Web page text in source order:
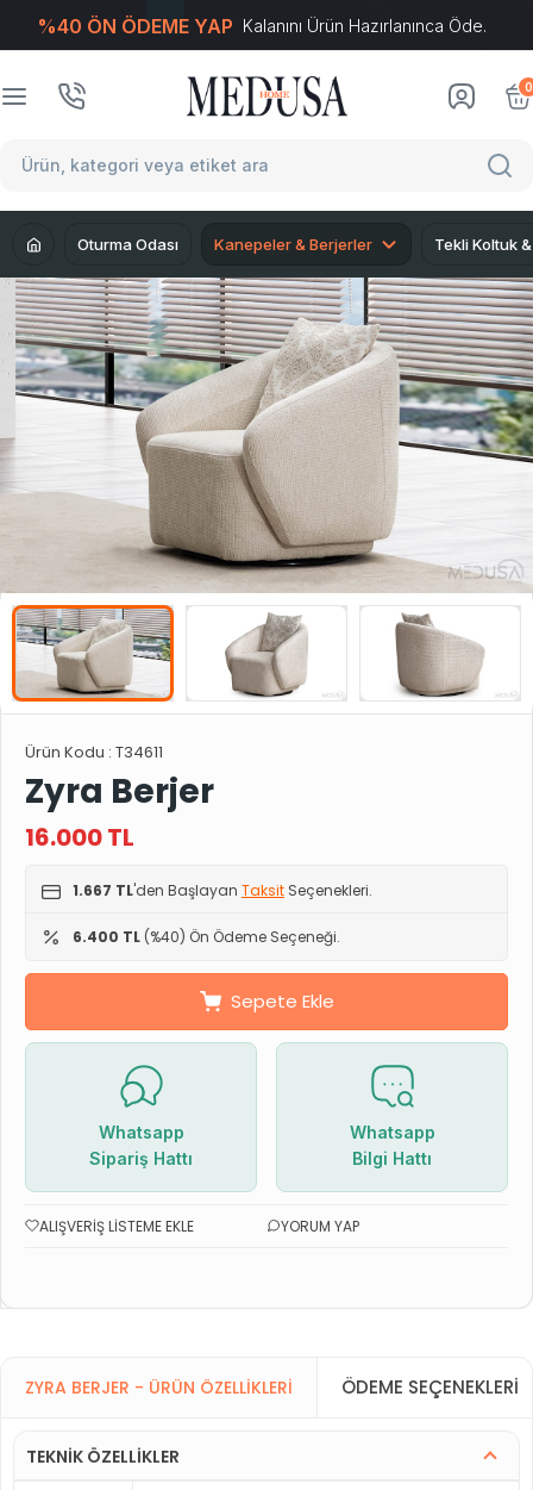
%40 ÖN ÖDEME YAP Kalanını Ürün Hazırlanınca Öde.
0
Oturma Odası Kanepeler & Berjerler Tekli Koltuk
Ürün Kodu : T34611
Zyra Berjer
16.000TL
1.667 TL'den Başlayan Taksit Seçenekleri.
6.400 TL (%40) Ön Ödeme Seçeneği.
Sepete Ekle
Whatsapp
Sipariş Hattı
Whatsapp
Bilgi Hattı
ALIŞVERIŞ LISTEME EKLE YORUM YAP
ZYRA BERJER - ÜRÜN ÖZELLIKLERI ÖDEME SEÇENEKLERI
TEKNİK ÖZELLİKLER
T-Soft E-Ticaret Sistemleriyle Hazırlanmıştır.